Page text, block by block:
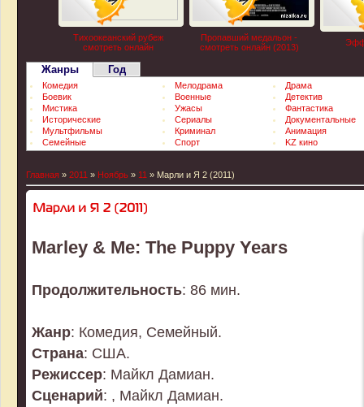
Тихоокеанский рубеж
смотреть онлайн
Пропавший медальон -
смотреть онлайн (2013)
Жанры Год
Комедия Мелодрама
Драма
Боевик
Военные
Детектив
Мистика
Ужасы
Фантастика
Исторические
Сериалы
Документальные
Мультфильмы
Криминал
Анимация
Семейные
Спорт KZ кино
Главная » 2011 » Ноябрь » 11 » Марли и Я 2 (2011)
Marley & Me: The Puppy Years
Продолжительность: 86 мин.
Жанр: Комедия, Семейный.
Страна: США.
Режиссер: Майкл Дамиан.
Сценарий: , Майкл Дамиан.